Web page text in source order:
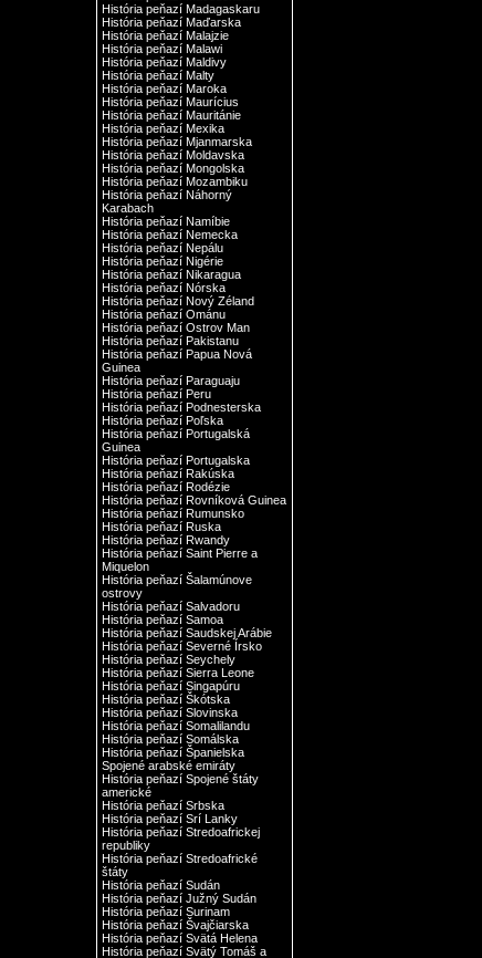
História peňazí Madagaskaru
História peňazí Maďarska
História peňazí Malajzie
História peňazí Malawi
História peňazí Maldivy
História peňazí Malty
História peňazí Maroka
História peňazí Maurícius
História peňazí Mauritánie
História peňazí Mexika
História peňazí Mjanmarska
História peňazí Moldavska
História peňazí Mongolska
História peňazí Mozambiku
História peňazí Náhorný
Karabach
História peňazí Namíbie
História peňazí Nemecka
História peňazí Nepálu
História peňazí Nigérie
História peňazí Nikaragua
História peňazí Nórska
História peňazí Nový Zéland
História peňazí Ománu
História peňazí Ostrov Man
História peňazí Pakistanu
História peňazí Papua Nová
Guinea
História peňazí Paraguaju
História peňazí Peru
História peňazí Podnesterska
História peňazí Poľska
História peňazí Portugalská
Guinea
História peňazí Portugalska
História peňazí Rakúska
História peňazí Rodézie
História peňazí Rovníková Guinea
História peňazí Rumunsko
História peňazí Ruska
História peňazí Rwandy
História peňazí Saint Pierre a
Miquelon
História peňazí Šalamúnove
ostrovy
História peňazí Salvadoru
História peňazí Samoa
História peňazí Saudskej Arábie
História peňazí Severné Írsko
História peňazí Seychely
História peňazí Sierra Leone
História peňazí Singapúru
História peňazí Škótska
História peňazí Slovinska
História peňazí Somalilandu
História peňazí Somálska
História peňazí Španielska
Spojené arabské emiráty
História peňazí Spojené štáty
americké
História peňazí Srbska
História peňazí Srí Lanky
História peňazí Stredoafrickej
republiky
História peňazí Stredoafrické
štáty
História peňazí Sudán
História peňazí Južný Sudán
História peňazí Surinam
História peňazí Švajčiarska
História peňazí Svätá Helena
História peňazí Svätý Tomáš a